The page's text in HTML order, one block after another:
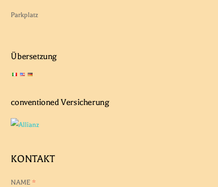
Parkplatz
Übersetzung
conventioned Versicherung
KONTAKT
NAME*